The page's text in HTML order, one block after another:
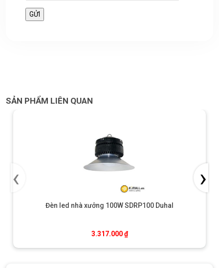
SẢN PHẨM LIÊN QUAN
Đèn led nhà xưởng 100W SDRP100 Duhal
3.317.000₫
‹ ›